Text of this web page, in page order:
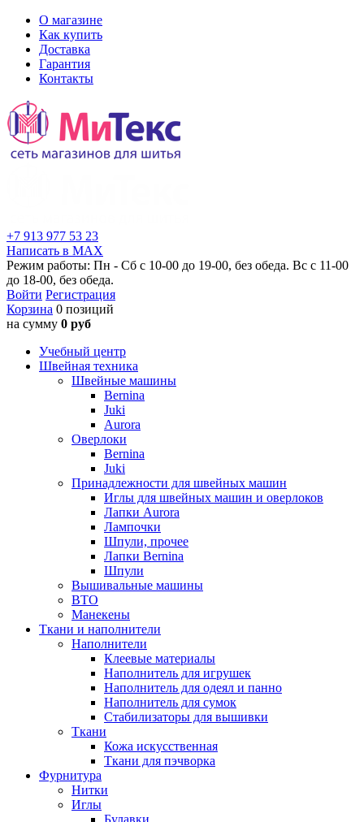
О магазине
Как купить
Доставка
Гарантия
Контакты
+7 913 977 53 23
Написать в MAX
Режим работы: Пн - Сб с 10-00 до 19-00, без обеда. Вс с 11-00
до 18-00, без обеда.
Войти Регистрация
Корзина 0 позиций
на сумму 0 руб
Учебный центр
Швейная техника
Швейные машины
Bernina
Juki
Aurora
Оверлоки
Bernina
Juki
Принадлежности для швейных машин
Иглы для швейных машин и оверлоков
Лапки Aurora
Лампочки
Шпули, прочее
Лапки Bernina
Шпули
Вышивальные машины
ВТО
Манекены
Ткани и наполнители
Наполнители
Клеевые материалы
Наполнитель для игрушек
Наполнитель для одеял и панно
Наполнитель для сумок
Стабилизаторы для вышивки
Ткани
Кожа искусственная
Ткани для пэчворка
Фурнитура
Нитки
Иглы
Булавки